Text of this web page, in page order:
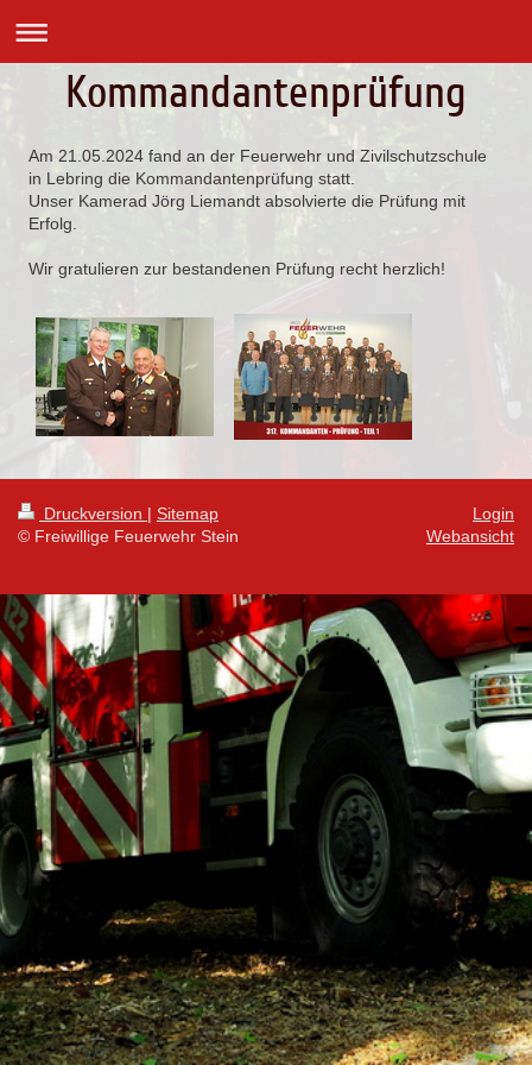
Kommandantenprüfung
Am 21.05.2024 fand an der Feuerwehr und Zivilschutzschule
in Lebring die Kommandantenprüfung statt.
Unser Kamerad Jörg Liemandt absolvierte die Prüfung mit
Erfolg.
Wir gratulieren zur bestandenen Prüfung recht herzlich!
Druckversion | Sitemap
© Freiwillige Feuerwehr Stein
Login
Webansicht